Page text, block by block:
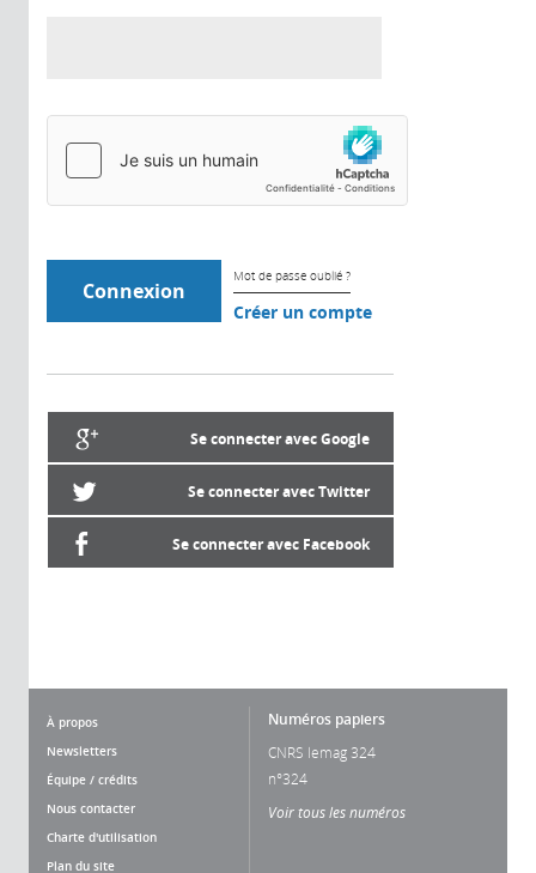
Mot de passe oublié ?
Créer un compte
Se connecter avec Google
Se connecter avec Twitter
Se connecter avec Facebook
À propos
Newsletters
Équipe / crédits
Nous contacter
Charte d'utilisation
Plan du site
Numéros papiers
CNRS lemag 324
n°324
Voir tous les numéros